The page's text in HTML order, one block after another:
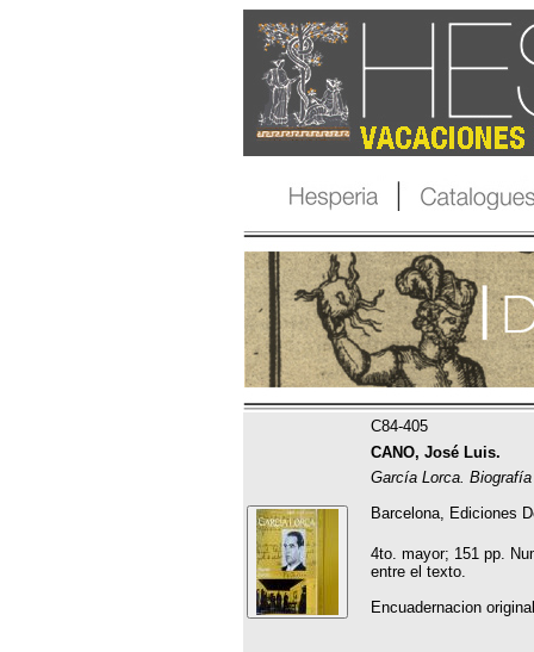
C84-405
CANO, José Luis.
García Lorca.
Barcelona, Ediciones
4to. mayor; 151 pp.
entre el texto.
Encuadernacion